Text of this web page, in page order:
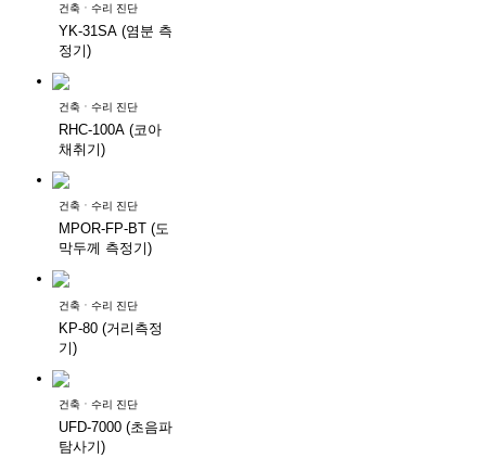
건축ㆍ수리 진단
YK-31SA (염분 측
정기)
건축ㆍ수리 진단
RHC-100A (코아
채취기)
건축ㆍ수리 진단
MPOR-FP-BT (도
막두께 측정기)
건축ㆍ수리 진단
KP-80 (거리측정
기)
건축ㆍ수리 진단
UFD-7000 (초음파
탐사기)